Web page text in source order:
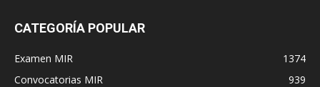
CATEGORÍA POPULAR
Examen MIR
1374
Convocatorias MIR
939